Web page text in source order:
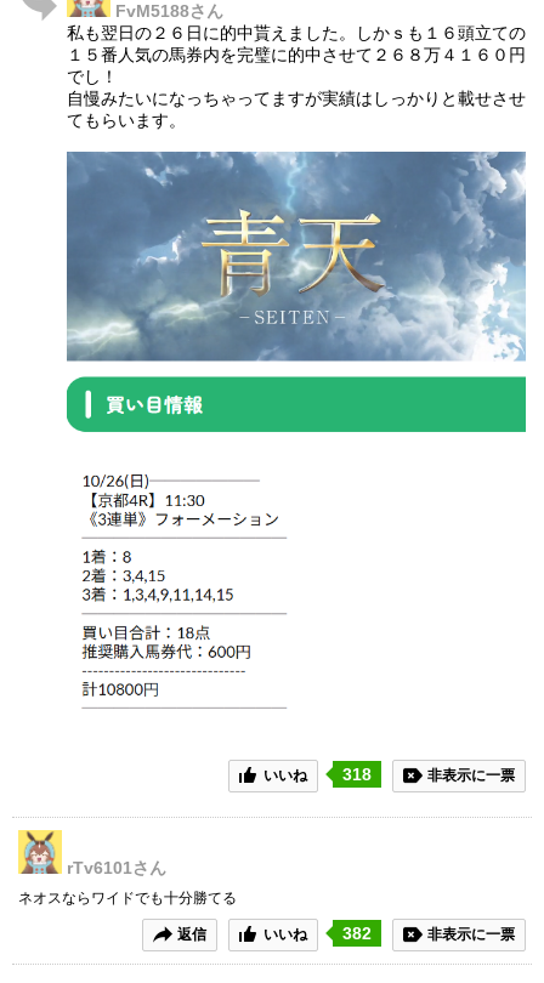
FvM5188さん
私も翌日の２６日に的中貰えました。しかｓも１６頭立ての
１５番人気の馬券内を完璧に的中させて２６８万４１６０円
でし！
自慢みたいになっちゃってますが実績はしっかりと載せさせ
てもらいます。
いいね 318 非表示に一票
rTv6101さん
ネオスならワイドでも十分勝てる
返信 いいね 382 非表示に一票